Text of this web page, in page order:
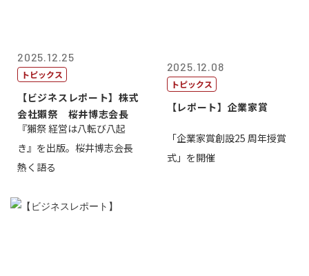
2025.12.25
トピックス
【ビジネスレポート】株式
会社獺祭 桜井博志会長
『獺祭 経営は八転び八起
き』を出版。桜井博志会長
熱く語る
2025.12.08
トピックス
【レポート】企業家賞
「企業家賞創設25 周年授賞
式」を開催